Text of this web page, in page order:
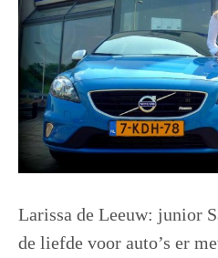
Larissa de Leeuw: junior
de liefde voor auto’s er